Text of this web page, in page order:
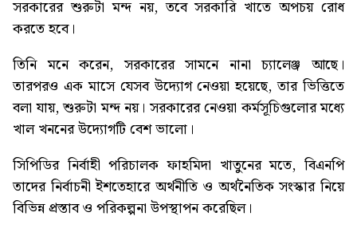
সরকারের শুরুটা মন্দ নয়, তবে সরকারি খাতে অপচয় রোধ
করতে হবে।
তিনি মনে করেন, সরকারের সামনে নানা চ্যালেঞ্জ আছে।
তারপরও এক মাসে যেসব উদ্যোগ নেওয়া হয়েছে, তার ভিত্তিতে
বলা যায়, শুরুটা মন্দ নয়। সরকারের নেওয়া কর্মসূচিগুলোর মধ্যে
খাল খননের উদ্যোগটি বেশ ভালো।
সিপিডির নির্বাহী পরিচালক ফাহমিদা খাতুনের মতে, বিএনপি
তাদের নির্বাচনী ইশতেহারে অর্থনীতি ও অর্থনৈতিক সংস্কার নিয়ে
বিভিন্ন প্রস্তাব ও পরিকল্পনা উপস্থাপন করেছিল।